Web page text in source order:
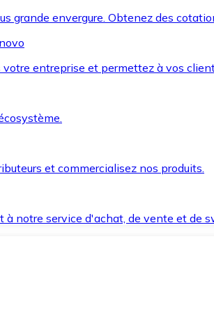
grande envergure. Obtenez des
entreprise et permettez à vos
et commercialisez nos produits.
à notre service d'achat, de vente et de